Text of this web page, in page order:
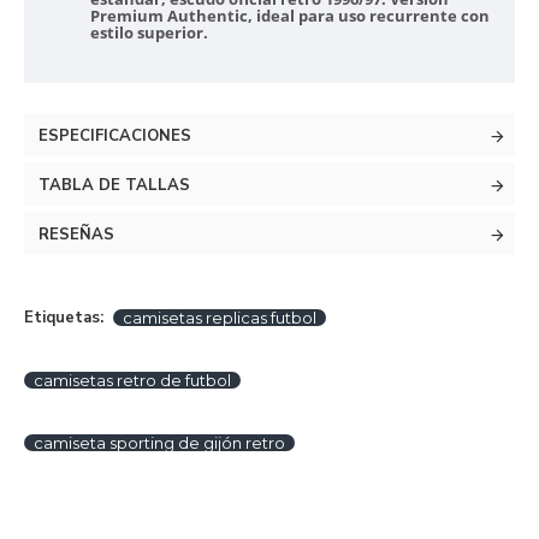
Premium Authentic, ideal para uso recurrente con
estilo superior.
ESPECIFICACIONES
TABLA DE TALLAS
RESEÑAS
Etiquetas: camisetas replicas futbol
camisetas retro de futbol
camiseta sporting de gijón retro